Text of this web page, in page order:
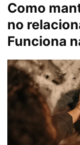
Como
no
Funciona